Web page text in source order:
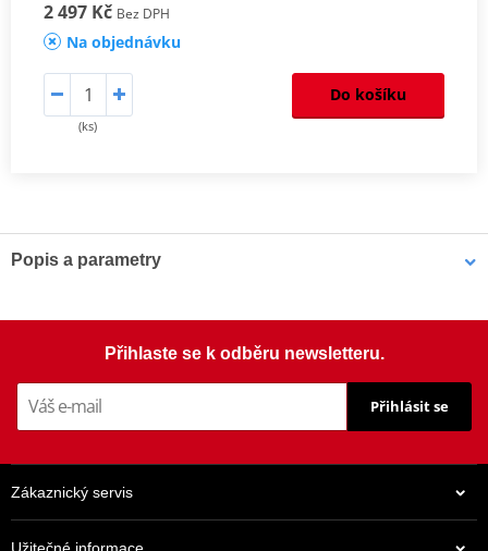
2 497 Kč Bez DPH
Na objednávku
(ks)
Do košíku
Popis a parametry
PDF Mounting tips
Přihlaste se k odběru newsletteru.
Přihlásit se
Zákaznický servis
Užitečné informace